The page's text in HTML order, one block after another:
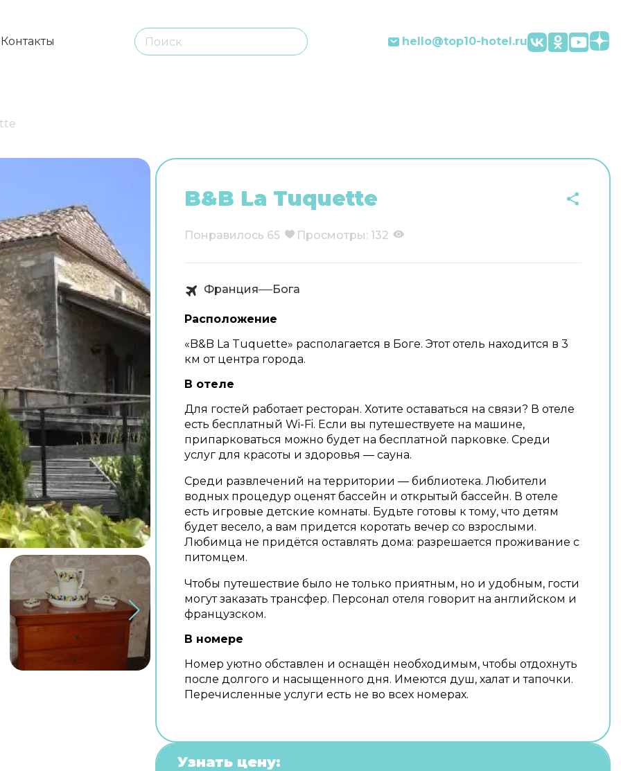
Контакты hello@top10-hotel.ru
B&B La Tuquette
Понравилось 65 Просмотры: 132
Франция Бога
Расположение
«B&B La Tuquette» располагается в Боге. Этот отель находится в 3
км от центра города.
В отеле
Для гостей работает ресторан. Хотите оставаться на связи? В отеле
есть бесплатный Wi-Fi. Если вы путешествуете на машине,
припарковаться можно будет на бесплатной парковке. Среди
услуг для красоты и здоровья — сауна.
Среди развлечений на территории — библиотека. Любители
водных процедур оценят бассейн и открытый бассейн. В отеле
есть игровые детские комнаты. Будьте готовы к тому, что детям
будет весело, а вам придется коротать вечер со взрослыми.
Любимца не придётся оставлять дома: разрешается проживание с
питомцем.
Чтобы путешествие было не только приятным, но и удобным, гости
могут заказать трансфер. Персонал отеля говорит на английском и
французском.
В номере
Номер уютно обставлен и оснащён необходимым, чтобы отдохнуть
после долгого и насыщенного дня. Имеются душ, халат и тапочки.
Перечисленные услуги есть не во всех номерах.
Узнать цену: